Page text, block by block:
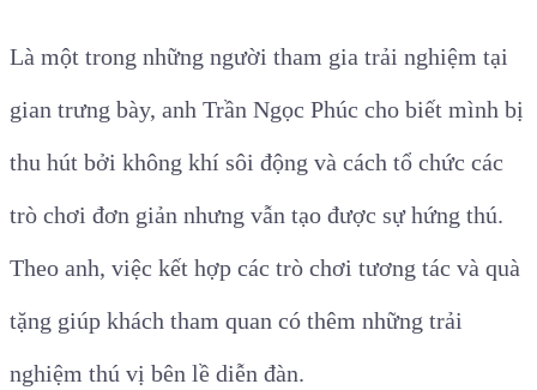
Là một trong những người tham gia trải nghiệm tại
gian trưng bày, anh Trần Ngọc Phúc cho biết mình bị
thu hút bởi không khí sôi động và cách tổ chức các
trò chơi đơn giản nhưng vẫn tạo được sự hứng thú.
Theo anh, việc kết hợp các trò chơi tương tác và quà
tặng giúp khách tham quan có thêm những trải
nghiệm thú vị bên lề diễn đàn.